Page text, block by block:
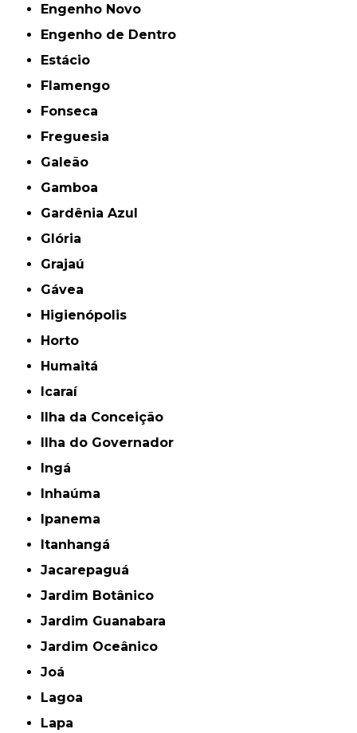
Engenho Novo
Engenho de Dentro
Estácio
Flamengo
Fonseca
Freguesia
Galeão
Gamboa
Gardênia Azul
Glória
Grajaú
Gávea
Higienópolis
Horto
Humaitá
Icaraí
Ilha da Conceição
Ilha do Governador
Ingá
Inhaúma
Ipanema
Itanhangá
Jacarepaguá
Jardim Botânico
Jardim Guanabara
Jardim Oceânico
Joá
Lagoa
Lapa